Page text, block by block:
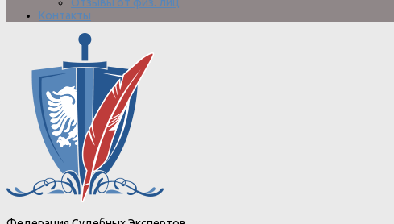
Отзывы от физ. лиц
Контакты